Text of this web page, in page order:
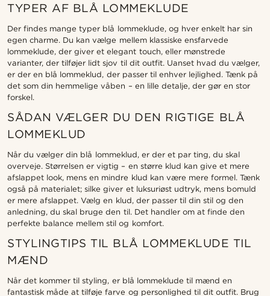
TYPER AF BLÅ LOMMEKLUDE
Der findes mange typer blå lommeklude, og hver enkelt har sin
egen charme. Du kan vælge mellem klassiske ensfarvede
lommeklude, der giver et elegant touch, eller mønstrede
varianter, der tilføjer lidt sjov til dit outfit. Uanset hvad du vælger,
er der en blå lommeklud, der passer til enhver lejlighed. Tænk på
det som din hemmelige våben – en lille detalje, der gør en stor
forskel.
SÅDAN VÆLGER DU DEN RIGTIGE BLÅ
LOMMEKLUD
Når du vælger din blå lommeklud, er der et par ting, du skal
overveje. Størrelsen er vigtig – en større klud kan give et mere
afslappet look, mens en mindre klud kan være mere formel. Tænk
også på materialet; silke giver et luksuriøst udtryk, mens bomuld
er mere afslappet. Vælg en klud, der passer til din stil og den
anledning, du skal bruge den til. Det handler om at finde den
perfekte balance mellem stil og komfort.
STYLINGTIPS TIL BLÅ LOMMEKLUDE TIL
MÆND
Når det kommer til styling, er blå lommeklude til mænd en
fantastisk måde at tilføje farve og personlighed til dit outfit. Brug